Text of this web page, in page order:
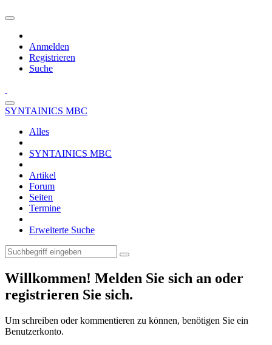
Anmelden
Registrieren
Suche
SYNTAINICS MBC
Alles
SYNTAINICS MBC
Artikel
Forum
Seiten
Termine
Erweiterte Suche
Willkommen! Melden Sie sich an oder
registrieren Sie sich.
Um schreiben oder kommentieren zu können, benötigen Sie ein
Benutzerkonto.